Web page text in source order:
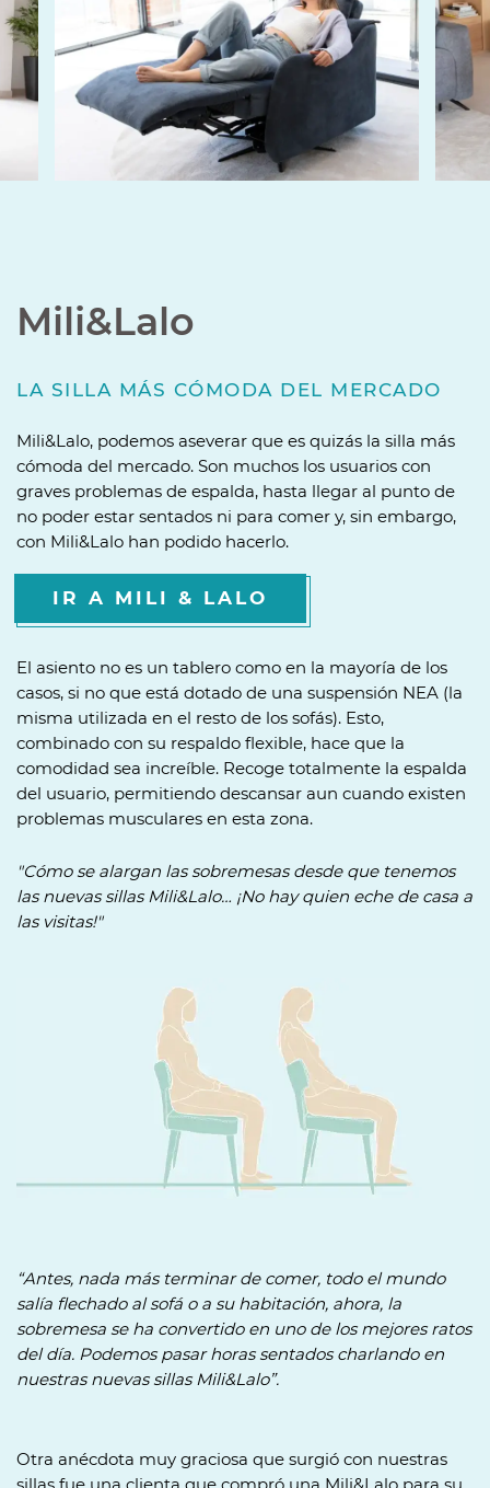
Mili&Lalo
LA SILLA MÁS CÓMODA DEL MERCADO
Mili&Lalo, podemos aseverar que es quizás la silla más
cómoda del mercado. Son muchos los usuarios con
graves problemas de espalda, hasta llegar al punto de
no poder estar sentados ni para comer y, sin embargo,
con Mili&Lalo han podido hacerlo.
IR A MILI & LALO
El asiento no es un tablero como en la mayoría de los
casos, si no que está dotado de una suspensión NEA (la
misma utilizada en el resto de los sofás). Esto,
combinado con su respaldo flexible, hace que la
comodidad sea increíble. Recoge totalmente la espalda
del usuario, permitiendo descansar aun cuando existen
problemas musculares en esta zona.
"Cómo se alargan las sobremesas desde que tenemos
las nuevas sillas Mili&Lalo… ¡No hay quien eche de casa a
las visitas!"
“Antes, nada más terminar de comer, todo el mundo
salía flechado al sofá o a su habitación, ahora, la
sobremesa se ha convertido en uno de los mejores ratos
del día. Podemos pasar horas sentados charlando en
nuestras nuevas sillas Mili&Lalo”.
Otra anécdota muy graciosa que surgió con nuestras